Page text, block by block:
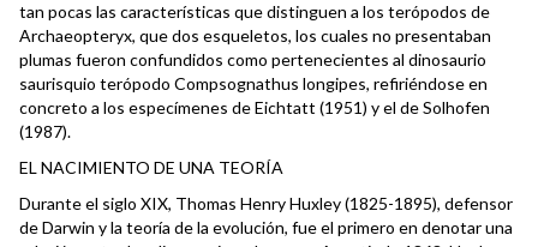
tan pocas las características que distinguen a los terópodos de
Archaeopteryx, que dos esqueletos, los cuales no presentaban
plumas fueron confundidos como pertenecientes al dinosaurio
saurisquio terópodo Compsognathus longipes, refiriéndose en
concreto a los especímenes de Eichtatt (1951) y el de Solhofen
(1987).
EL NACIMIENTO DE UNA TEORÍA
Durante el siglo XIX, Thomas Henry Huxley (1825-1895), defensor
de Darwin y la teoría de la evolución, fue el primero en denotar una